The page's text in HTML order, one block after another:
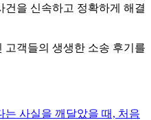
건을 신속하고 정확하게 해결
고객들의 생생한 소송 후기를
는 사실을 깨달았을 때, 처음